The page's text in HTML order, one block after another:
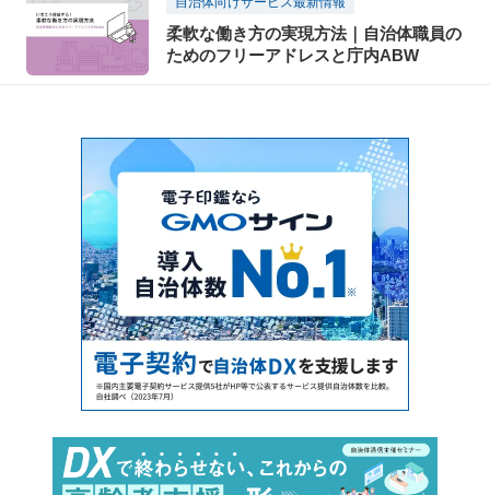
Connect By Tourism 〜瀬戸内の魅力発
信・裏瀬戸芸プロジェクト〜」開催レポー
ト（前編）
柔軟な働き方の実現方法｜自治体職員の
ためのフリーアドレスと庁内ABW